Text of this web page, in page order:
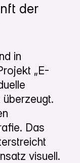
der
in
„E-
überzeugt.
Das
visuell.